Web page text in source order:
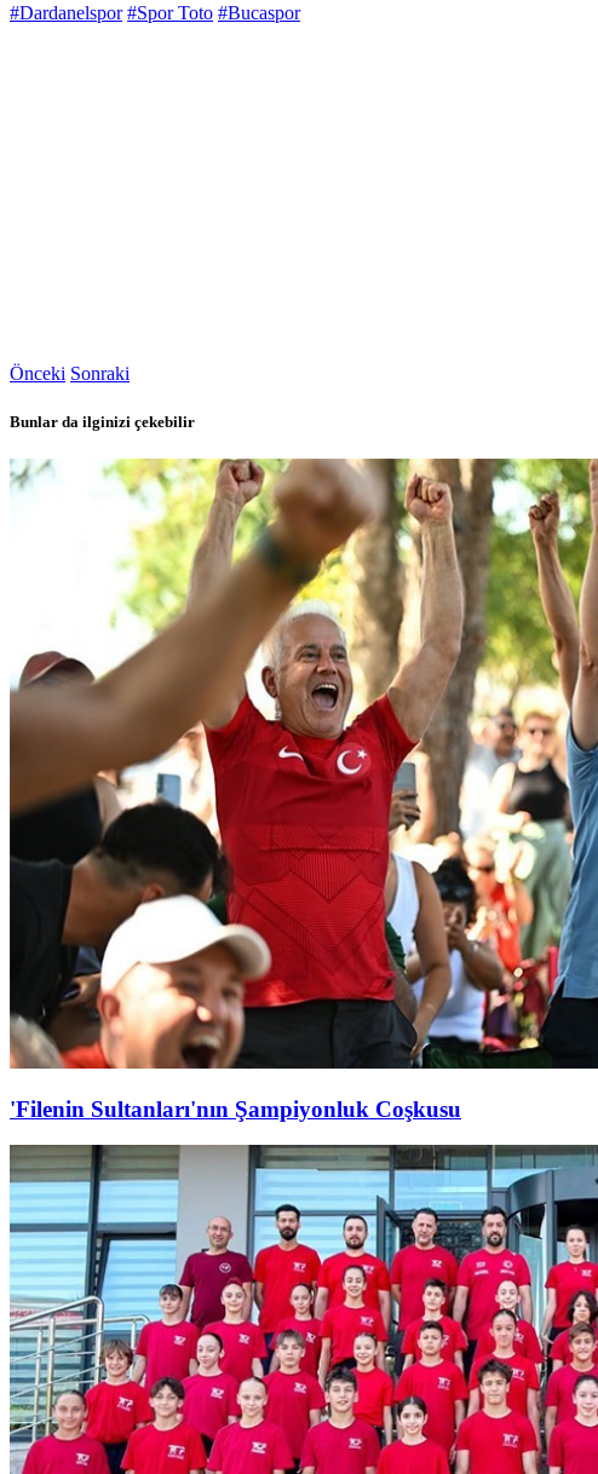
#Dardanelspor #Spor Toto #Bucaspor
Önceki Sonraki
Bunlar da ilginizi çekebilir
'Filenin Sultanları'nın Şampiyonluk Coşkusu